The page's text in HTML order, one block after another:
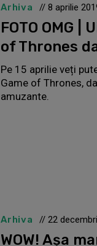
Arhiva // 8 aprilie
FOTO OMG
of Thrones
Pe 15 aprilie veți
Game of Thrones,
amuzante.
Arhiva // 22
WOW! Așa